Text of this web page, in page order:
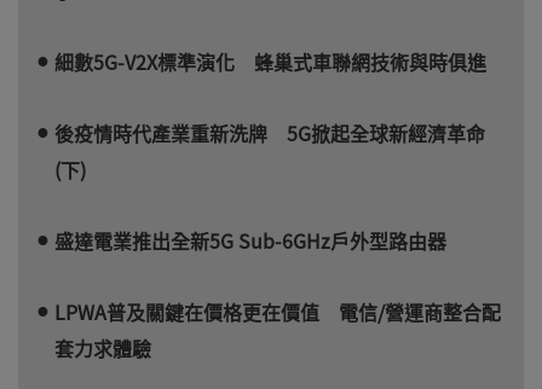
細數5G-V2X標準演化 蜂巢式車聯網技術與時俱進
後疫情時代產業重新洗牌 5G掀起全球新經濟革命
(下)
盛達電業推出全新5G Sub-6GHz戶外型路由器
LPWA普及關鍵在價格更在價值 電信/營運商整合配
套力求體驗